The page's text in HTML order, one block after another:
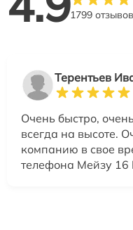
1799 отзывов
Терентьев
Очень быстро,
всегда на высоте.
компанию в свое
телефона Мейзу 16